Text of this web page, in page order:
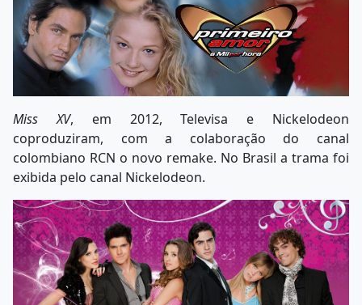
Miss XV, em 2012, Televisa e Nickelodeon
coproduziram, com a colaboração do canal
colombiano RCN o novo remake. No Brasil a trama foi
exibida pelo canal Nickelodeon.